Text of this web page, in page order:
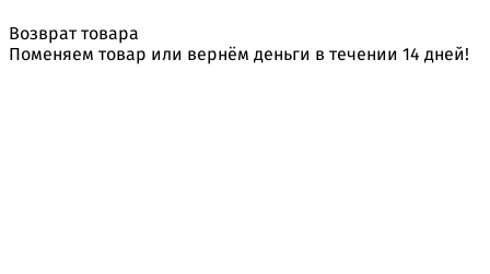
Возврат товара
Поменяем товар или вернём деньги в течении 14 дней!